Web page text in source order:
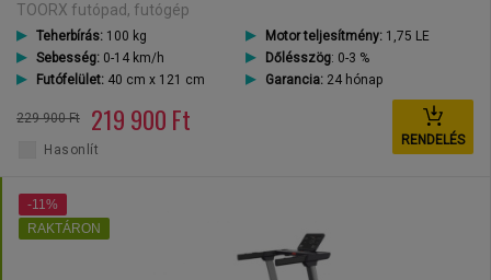
TOORX futópad, futógép
Teherbírás: 100 kg Motor teljesítmény:1,75 LE
Sebesség: 0-14 km/h Dőlésszög: 0-3 %
Futófelület: 40 cm x 121 cm Garancia: 24 hónap
229 900 Ft 219 900 Ft
RENDELÉS
Hasonlít
-11%
RAKTÁRON